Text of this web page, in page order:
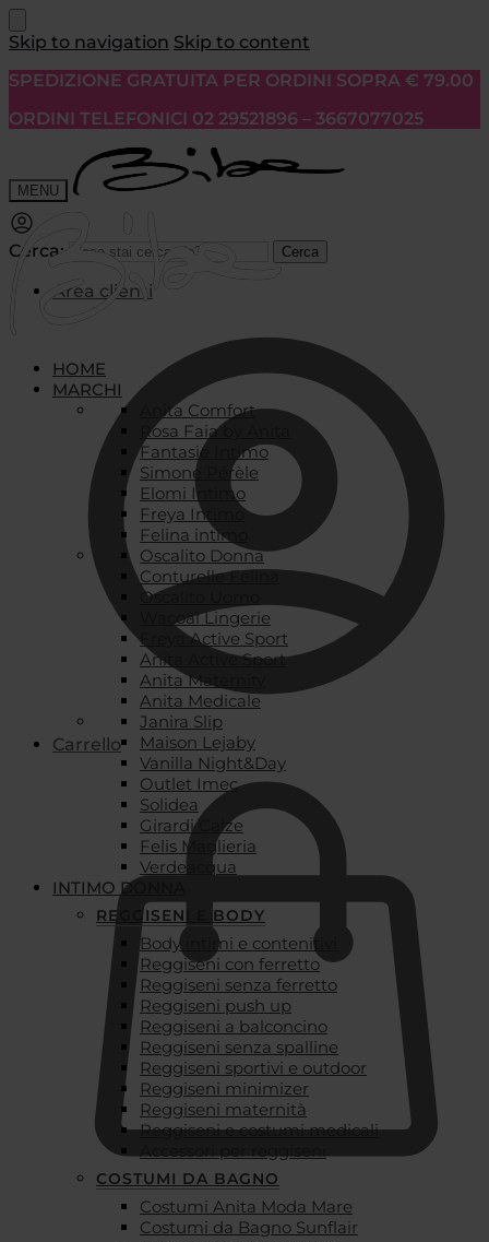
Skip to navigation Skip to content
SPEDIZIONE GRATUITA PER ORDINI SOPRA € 79.00
ORDINI TELEFONICI 02 29521896 – 3667077025
MENU
Cerca: Cerca
Area clienti
Carrello
HOME
MARCHI
Anita Comfort
Rosa Faia by Anita
Fantasie Intimo
Simone Pérèle
Elomi Intimo
Freya Intimo
Felina intimo
Oscalito Donna
Conturelle Felina
Oscalito Uomo
Wacoal Lingerie
Freya Active Sport
Anita Active Sport
Anita Maternity
Anita Medicale
Janira Slip
Maison Lejaby
Vanilla Night&Day
Outlet Imec
Solidea
Girardi Calze
Felis Maglieria
Verdeacqua
INTIMO DONNA
REGGISENI E BODY
Body intimi e contenitivi
Reggiseni con ferretto
Reggiseni senza ferretto
Reggiseni push up
Reggiseni a balconcino
Reggiseni senza spalline
Reggiseni sportivi e outdoor
Reggiseni minimizer
Reggiseni maternità
Reggiseni e costumi medicali
Accessori per reggiseni
COSTUMI DA BAGNO
Costumi Anita Moda Mare
Costumi da Bagno Sunflair